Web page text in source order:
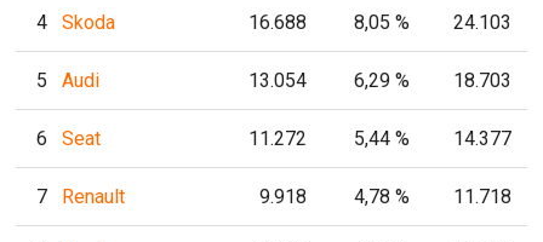
4 Skoda 16.688 8,05 % 24.103
5 Audi 13.054 6,29 % 18.703
6 Seat 11.272 5,44 % 14.377
7 Renault 9.918 4,78 % 11.718